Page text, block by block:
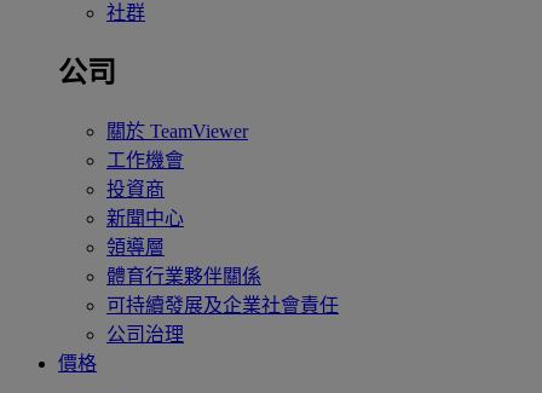
社群
公司
關於 TeamViewer
工作機會
投資商
新聞中心
領導層
體育行業夥伴關係
可持續發展及企業社會責任
公司治理
價格